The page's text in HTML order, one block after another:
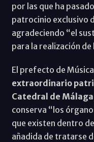
por las que ha
patrocinio exclusivo
agradeciendo “el
para la realización de
El prefecto de
extraordinario
Catedral de Málaga
conserva “los
que existen dentro
añadida de tratarse